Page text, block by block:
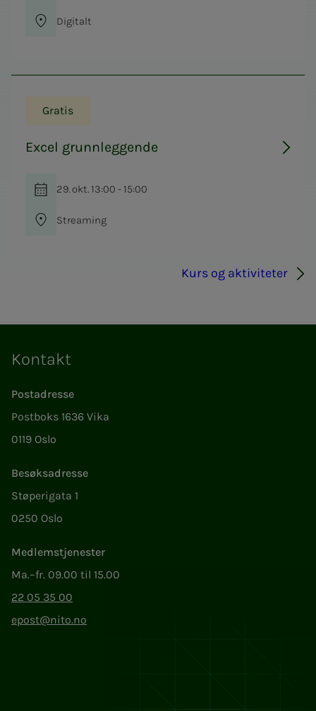
Digitalt
Gratis
Excel grunnleggende
29. okt. 13:00 - 15:00
Streaming
Kurs og aktiviteter
Kontakt
Postadresse
Postboks 1636 Vika
0119 Oslo
Besøksadresse
Støperigata 1
0250 Oslo
Medlemstjenester
Ma.–fr. 09.00 til 15.00
22 05 35 00
epost@nito.no